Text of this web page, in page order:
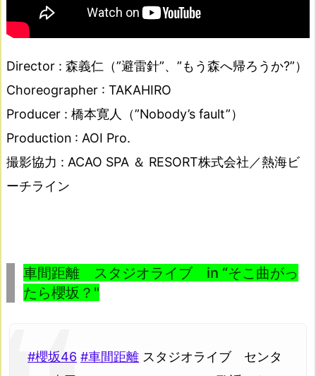
Director : 森義仁（”避雷針”、”もう森へ帰ろうか?”）
Choreographer : TAKAHIRO
Producer : 橋本寛人（”Nobody’s fault”）
Production : AOI Pro.
撮影協力 : ACAO SPA ＆ RESORT株式会社／熱海ビ
ーチライン
車間距離 スタジオライブ in “そこ曲がっ
たら櫻坂？"
#櫻坂46 #車間距離 スタジオライブ センタ